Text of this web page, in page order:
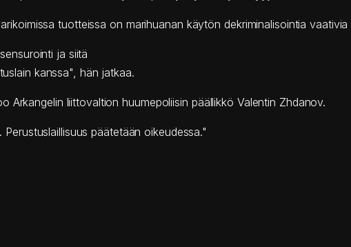
tuotteissa on marihuanan käytön dekriminalisointia
ja siitä
kanssa", hän jatkaa.
Arkangelin liittovaltion huumepoliisin päällikkö Valentin Zhdanov.
päätetään oikeudessa."